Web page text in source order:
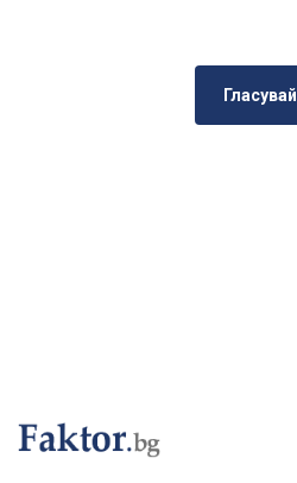
Гласувай